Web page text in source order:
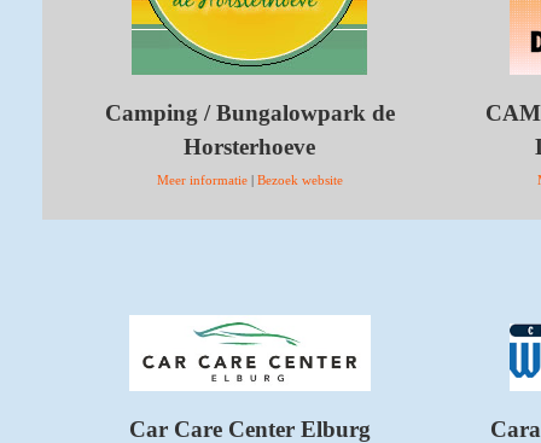
Camping / Bungalowpark de
Horsterhoeve
Meer informatie| Bezoek website
Car Care Center Elburg